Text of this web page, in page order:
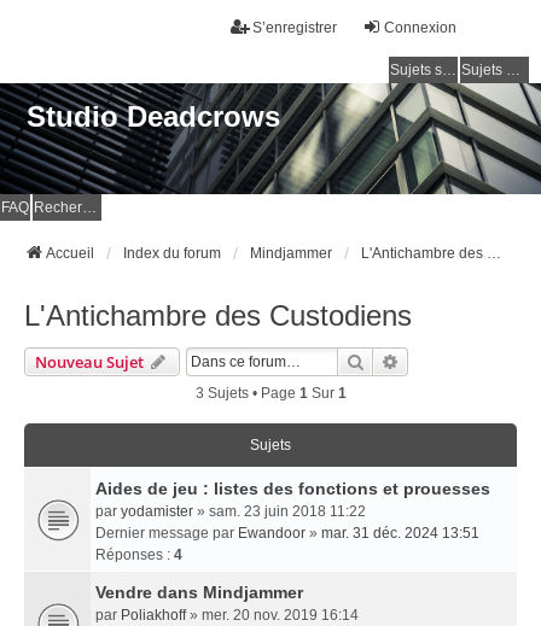
Connexion
S’enregistrer
Sujets sans réponse Sujets actifs
Studio Deadcrows
FAQ Rechercher
Accueil Index du forum Mindjammer L'Antichambre des Custodiens
L'Antichambre des Custodiens
Nouveau Sujet Rechercher
3 Sujets • Page 1Sur 1
Sujets
Aides de jeu : listes des fonctions et prouesses
par yodamister » sam. 23 juin 2018 11:22
Dernier message par Ewandoor » mar. 31 déc. 2024 13:51
Réponses : 4
Vendre dans Mindjammer
par Poliakhoff» mer. 20 nov. 2019 16:14